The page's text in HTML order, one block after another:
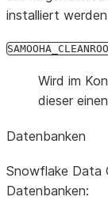
installiert
Wird im
dieser
Datenbanken
Snowflake Data
Datenbanken: